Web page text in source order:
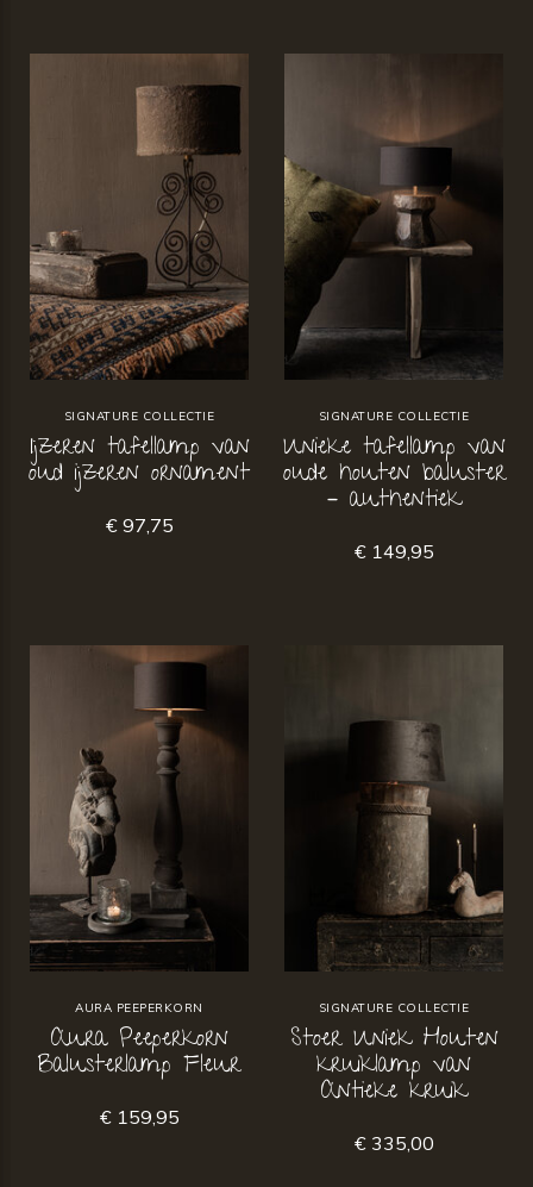
SIGNATURE COLLECTIE
Ijzeren tafellamp van
oud ijzeren ornament
€ 97,75
SIGNATURE COLLECTIE
Unieke tafellamp van
oude houten baluster
– authentiek
€ 149,95
AURA PEEPERKORN
Aura Peeperkorn
Balusterlamp Fleur
€ 159,95
SIGNATURE COLLECTIE
Stoer Uniek Houten
kruiklamp van
Antieke kruik
€ 335,00